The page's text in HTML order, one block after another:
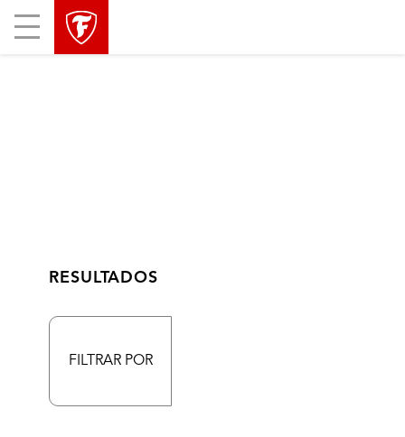
Mobile
Menu
RESULTADOS
FILTRAR POR